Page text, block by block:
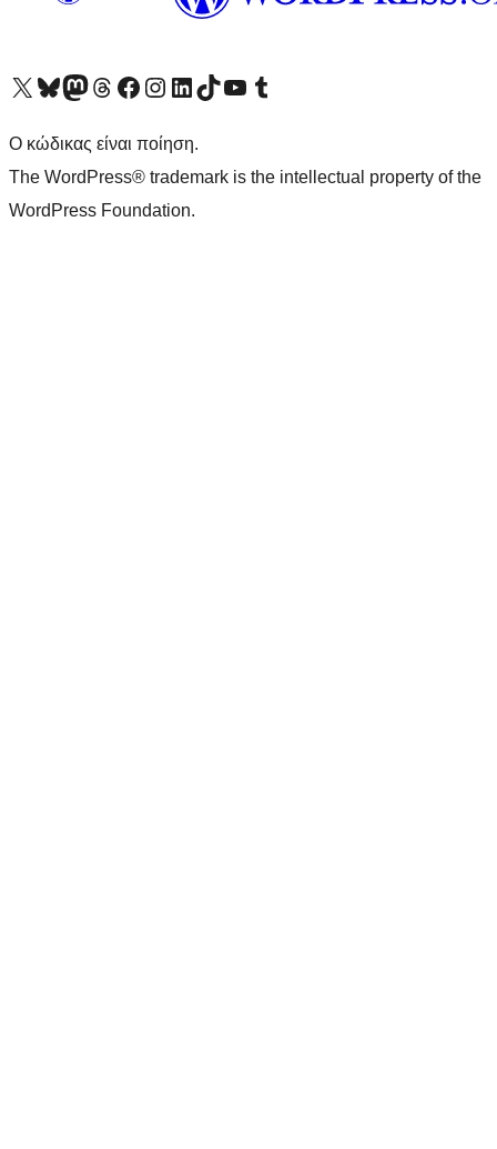
Visit our X (formerly Twitter) account
Visit our Bluesky account
Επισκεφθείτε τον λογαριασμό μας στο Mastodon
Visit our Threads account
Επισκεφτείτε τη σελίδα μας στο Facebook
Επισκεφθείτε τον λογαριασμό μας Instagram
Επισκεφθείτε τον λογαριασμό μας LinkedIn
Visit our TikTok account
Visit our YouTube channel
Visit our Tumblr account
Ο κώδικας είναι ποίηση.
The WordPress® trademark is the intellectual property of the
WordPress Foundation.